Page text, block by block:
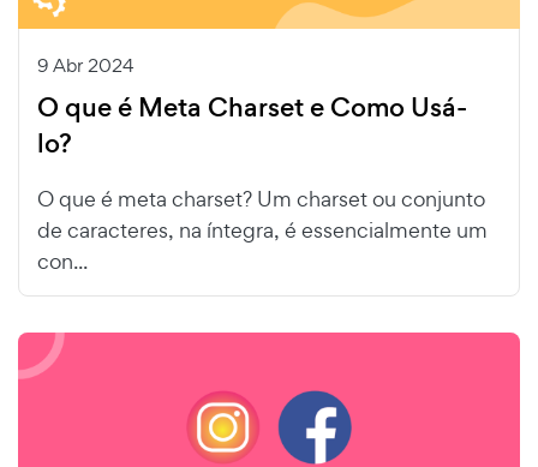
9 Abr 2024
O que é Meta Charset e Como Usá-
lo?
O que é meta charset? Um charset ou conjunto
de caracteres, na íntegra, é essencialmente um
con...